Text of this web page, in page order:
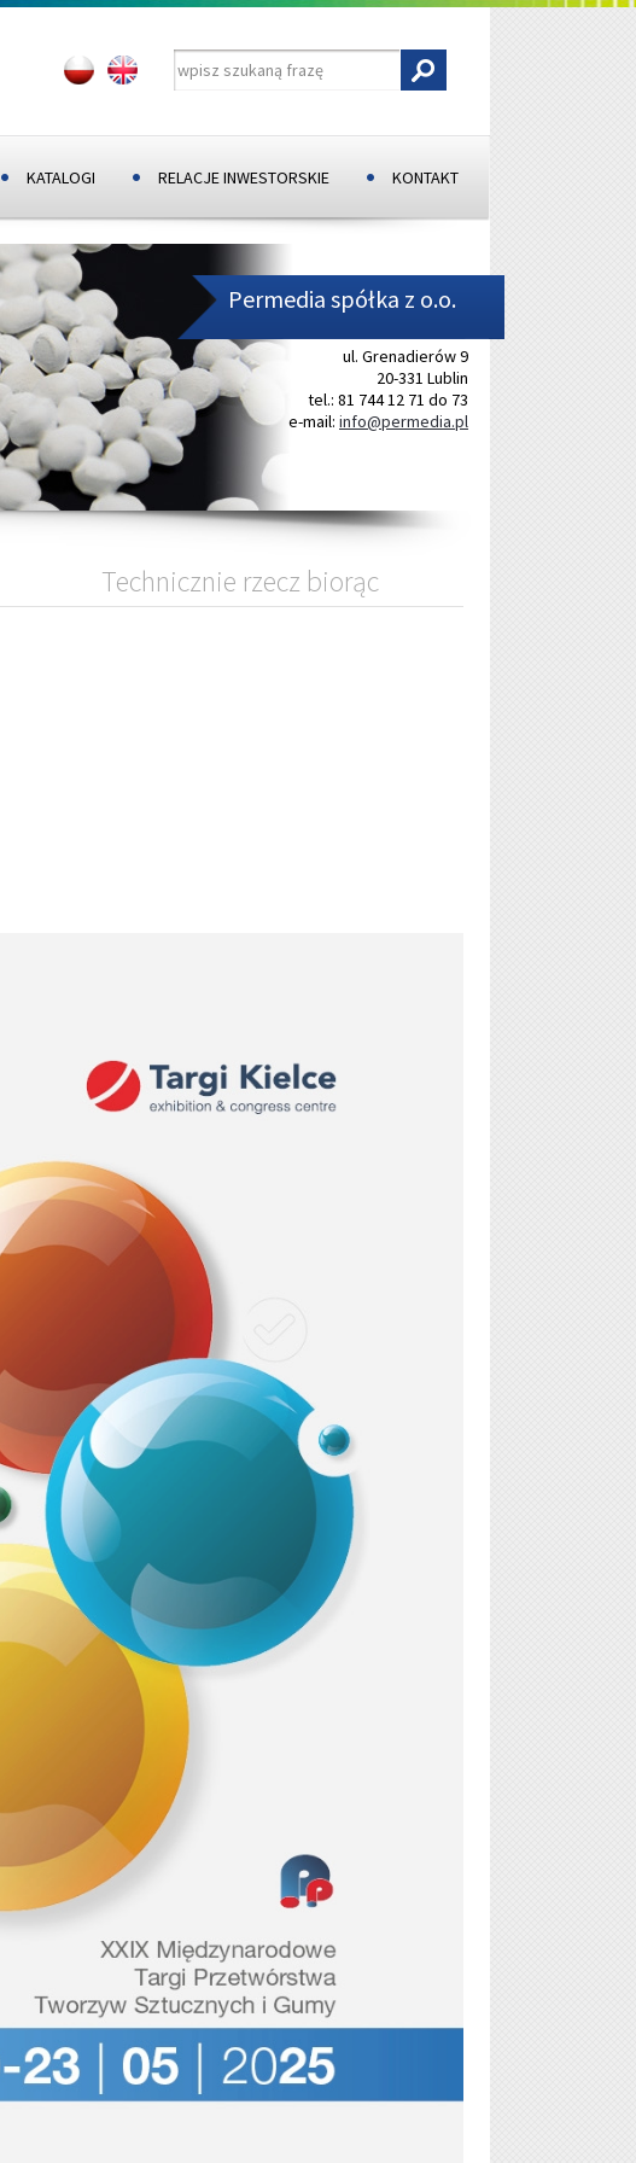
KATALOGI RELACJE INWESTORSKIE KONTAKT
Permedia spółka z o.o.
ul. Grenadierów 9
20-331 Lublin
tel.: 81 744 12 71 do 73
e-mail: info@permedia.pl
Technicznie rzecz biorąc